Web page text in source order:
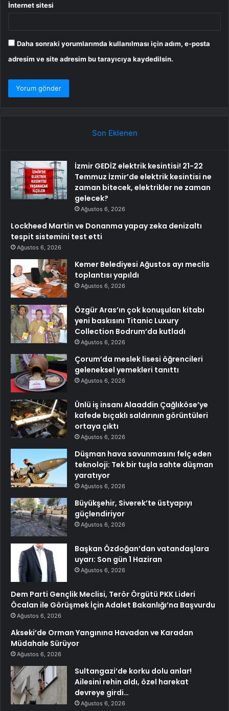
İnternet sitesi
Daha sonraki yorumlarımda kullanılması için adım, e-posta
adresim ve site adresim bu tarayıcıya kaydedilsin.
Son Eklenen
İzmir GEDİZ elektrik kesintisi! 21-22
Temmuz İzmir’de elektrik kesintisi ne
zaman bitecek, elektrikler ne zaman
gelecek?
Ağustos 6, 2026
Lockheed Martin ve Donanma yapay zeka denizaltı
tespit sistemini test etti
Ağustos 6, 2026
Kemer Belediyesi Ağustos ayı meclis
toplantısı yapıldı
Ağustos 6, 2026
Özgür Aras’ın çok konuşulan kitabı
yeni baskısını Titanic Luxury
Collection Bodrum’da kutladı
Ağustos 6, 2026
Çorum’da meslek lisesi öğrencileri
geleneksel yemekleri tanıttı
Ağustos 6, 2026
Ünlü iş insanı Alaaddin Çağlıköse’ye
kafede bıçaklı saldırının görüntüleri
ortaya çıktı
Ağustos 6, 2026
Düşman hava savunmasını felç eden
teknoloji: Tek bir tuşla sahte düşman
yaratıyor
Ağustos 6, 2026
Büyükşehir, Siverek’te üstyapıyı
güçlendiriyor
Ağustos 6, 2026
Başkan Özdoğan’dan vatandaşlara
uyarı: Son gün 1 Haziran
Ağustos 6, 2026
Dem Parti Gençlik Meclisi, Terör Örgütü PKK Lideri
Öcalan ile Görüşmek İçin Adalet Bakanlığı’na Başvurdu
Ağustos 6, 2026
Akseki’de Orman Yangınına Havadan ve Karadan
Müdahale Sürüyor
Ağustos 6, 2026
Sultangazi’de korku dolu anlar!
Ailesini rehin aldı, özel harekat
devreye girdi…
Ağustos 6, 2026